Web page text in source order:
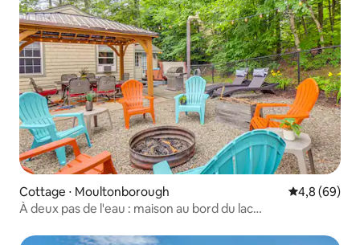
Cottage ⋅ Moultonborough Évaluation
4,8 (69)
À deux pas de l'eau : maison au bord du lac